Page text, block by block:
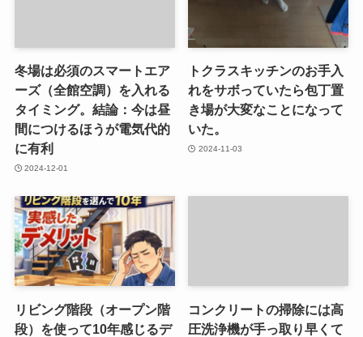
冬場は必須のスマートエア
ーズ（全館空調）を入れる
タイミング。結論：今は昼
間につけるほうが電気代的
に有利
2024-12-01
トクラスキッチンのお手入
れをサボっていたら包丁置
き場が大変なことになって
いた。
2024-11-03
リビング階段（オープン階
段）を使って10年感じるデ
コンクリートの掃除には高
圧洗浄機が手っ取り早くて